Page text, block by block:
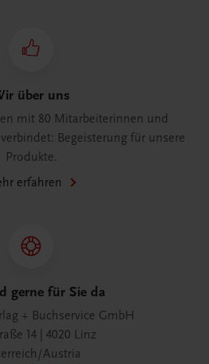
über uns
mit 80 Mitarbeiterinnen und
Begeisterung für unsere
Produkte.
erfahren
gerne für Sie da
+ Buchservice GmbH
14 | 4020 Linz
Austria